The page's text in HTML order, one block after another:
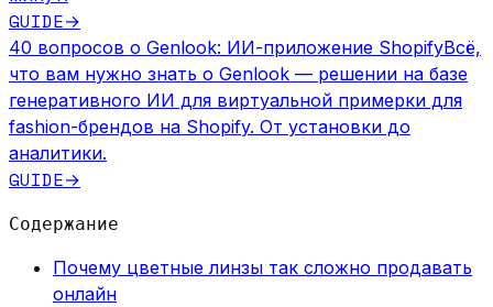
GUIDE→
40 вопросов о Genlook: ИИ-приложение ShopifyВсё,
что вам нужно знать о Genlook — решении на базе
генеративного ИИ для виртуальной примерки для
fashion-брендов на Shopify. От установки до
аналитики.
GUIDE→
Содержание
Почему цветные линзы так сложно продавать
онлайн